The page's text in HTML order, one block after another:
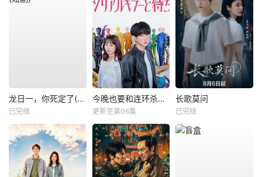
龙日一，你死定了(短剧)
已完结
今晚也要和连环杀手约会
更新至第06集
长歌莫问
已完结